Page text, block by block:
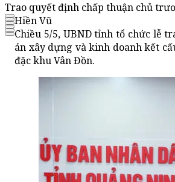
Trao quyết định chấp thuận chủ
Hiền Vũ
Chiều 5/5, UBND tỉnh tổ chức lễ
án xây dựng và kinh doanh kết
đặc khu Vân Đồn.